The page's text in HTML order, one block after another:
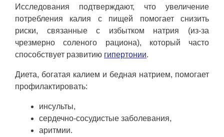
Исследования подтверждают, что увеличение
потребления калия с пищей помогает снизить
риски, связанные с избытком натрия (из-за
чрезмерно соленого рациона), который часто
способствует развитию гипертонии.
Диета, богатая калием и бедная натрием, помогает
профилактировать:
инсульты,
сердечно-сосудистые заболевания,
аритмии.